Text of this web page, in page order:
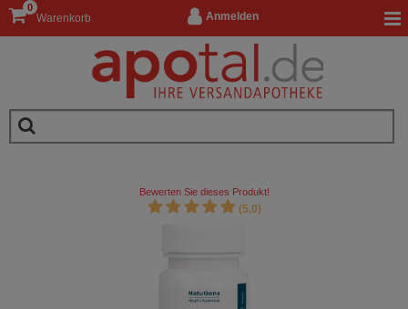
Anmelden
Warenkorb
0
Bewerten Sie dieses Produkt!
(5.0)